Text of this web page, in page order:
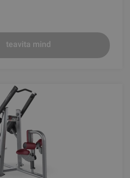
teavita mind